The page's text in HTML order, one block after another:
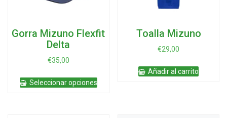
Gorra Mizuno Flexfit
Delta
€35,00
Seleccionar opcionesproducto
Toalla Mizuno
€29,00
Añadir al carrito